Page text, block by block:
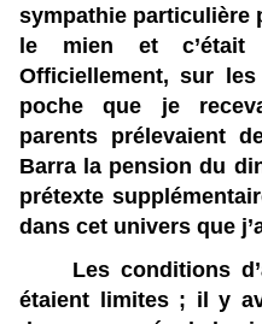
sympathie particulière
le mien et c’était
Officiellement, sur
poche que je
parents prélevaient
Barra la pension du
prétexte
dans cet univers que
Les conditions
étaient limites ; il y